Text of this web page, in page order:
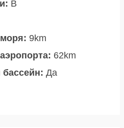
B
9km
62km
Да